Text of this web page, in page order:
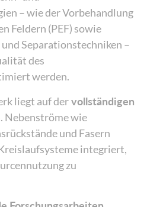
– wie der Vorbehandlung
Feldern (PEF) sowie
Separationstechniken –
des
werden.
liegt auf dervollständigen
. Nebenströme wie
und Fasern
integriert,
zu